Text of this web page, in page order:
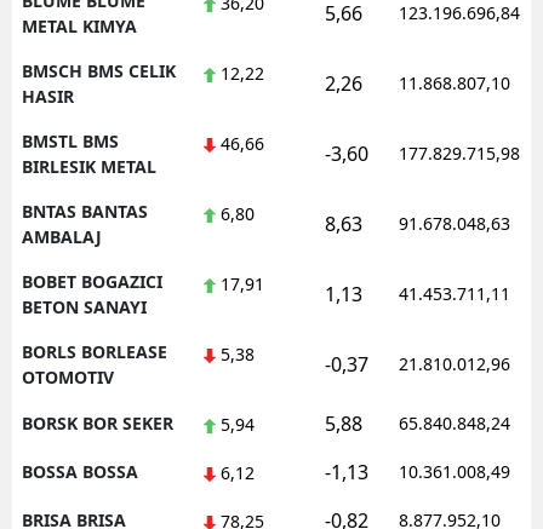
METAL KIMYA
5,66 123.196.696,84
BMSCH BMS CELIK
HASIR
12,22 2,26 11.868.807,10
BMSTL BMS
BIRLESIK METAL
46,66 -3,60 177.829.715,98
BNTAS BANTAS
AMBALAJ
6,80 8,63 91.678.048,63
BOBET BOGAZICI
BETON SANAYI
17,91 1,13 41.453.711,11
BORLS BORLEASE
OTOMOTIV
5,38 -0,37 21.810.012,96
BORSK BOR SEKER 5,94 5,88 65.840.848,24
BOSSA BOSSA 6,12 -1,13 10.361.008,49
BRISA BRISA 78,25 -0,82 8.877.952,10